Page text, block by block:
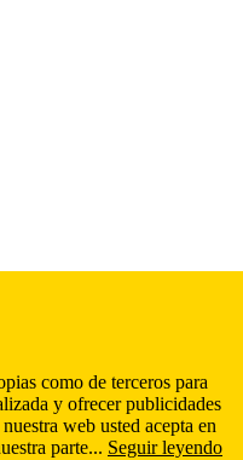
como de terceros para
y ofrecer publicidades
web usted acepta en
parte... Seguir leyendo